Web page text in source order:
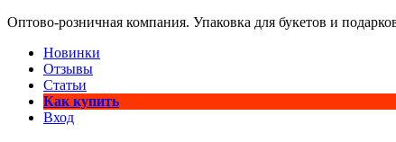
Оптово-розничная компания. Упаковка для букетов и
Новинки
Отзывы
Статьи
Как купить
Вход